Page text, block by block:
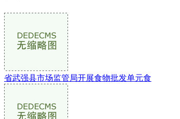
省武强县市场监管局开展食物批发单元食